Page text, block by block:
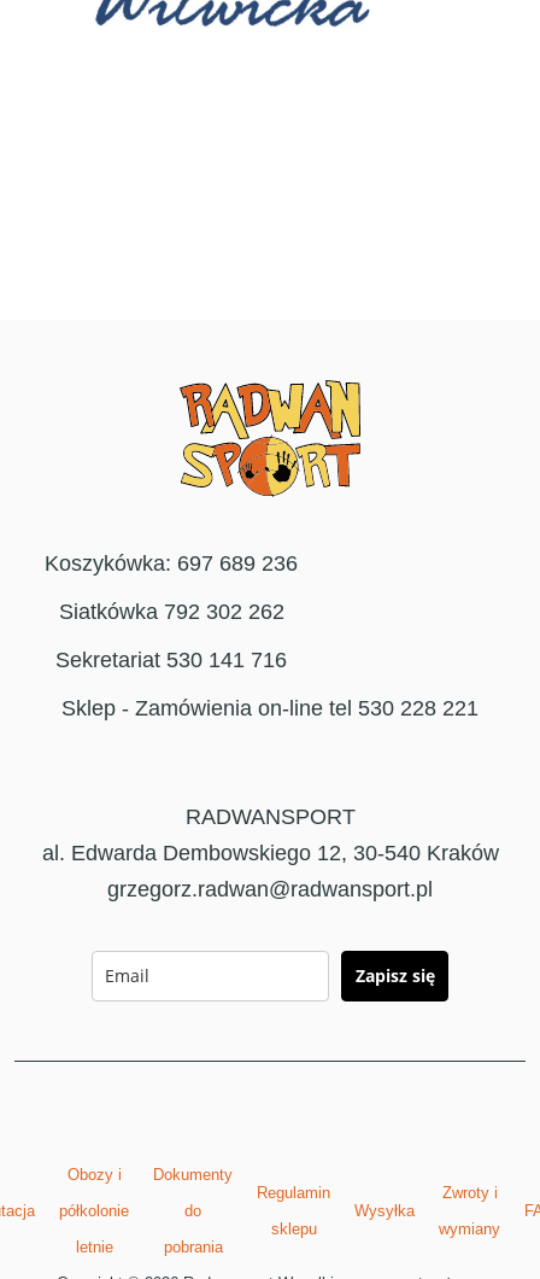
Koszykówka: 697 689 236
Siatkówka 792 302 262
Sekretariat 530 141 716
Sklep - Zamówienia on-line tel 530 228 221
RADWANSPORT
al. Edwarda Dembowskiego 12, 30-540 Kraków
grzegorz.radwan@radwansport.pl
Zapisz się
Obozy i
półkolonie
letnie
Dokumenty
do
pobrania
Regulamin
sklepu
Wysyłka
Zwroty i
wymiany